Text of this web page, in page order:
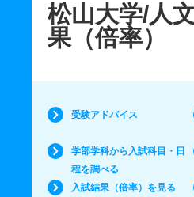
松山大学/人
果（倍率）
受験アドバイス
学部学科から入試科目・日
程を調べる
入試結果（倍率）を見る